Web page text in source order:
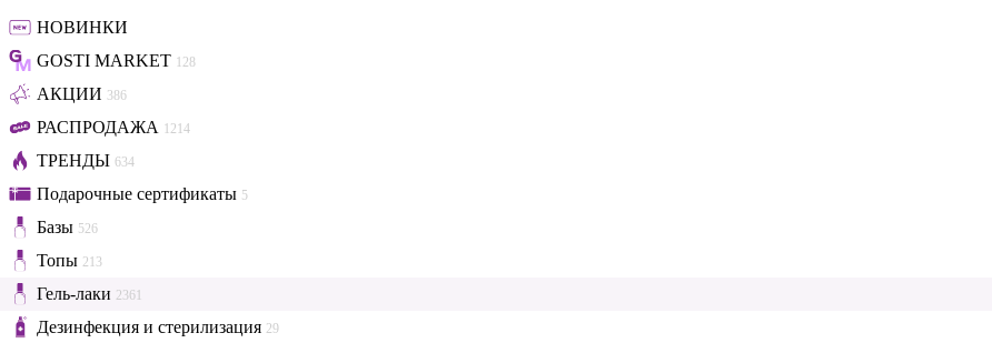
НОВИНКИ
GOSTI MARKET 128
АКЦИИ 386
РАСПРОДАЖА 1214
ТРЕНДЫ 634
Подарочные сертификаты 5
Базы 526
Топы 213
Гель-лаки 2361
Дезинфекция и стерилизация 29